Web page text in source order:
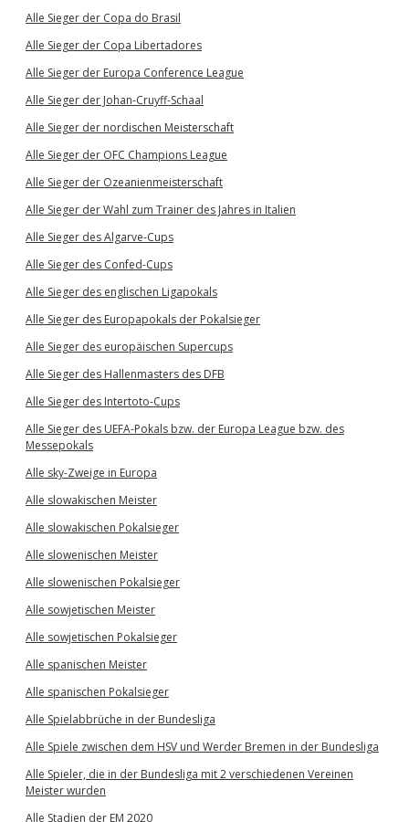
Alle Sieger der Copa do Brasil
Alle Sieger der Copa Libertadores
Alle Sieger der Europa Conference League
Alle Sieger der Johan-Cruyff-Schaal
Alle Sieger der nordischen Meisterschaft
Alle Sieger der OFC Champions League
Alle Sieger der Ozeanienmeisterschaft
Alle Sieger der Wahl zum Trainer des Jahres in Italien
Alle Sieger des Algarve-Cups
Alle Sieger des Confed-Cups
Alle Sieger des englischen Ligapokals
Alle Sieger des Europapokals der Pokalsieger
Alle Sieger des europäischen Supercups
Alle Sieger des Hallenmasters des DFB
Alle Sieger des Intertoto-Cups
Alle Sieger des UEFA-Pokals bzw. der Europa League bzw. des
Messepokals
Alle sky-Zweige in Europa
Alle slowakischen Meister
Alle slowakischen Pokalsieger
Alle slowenischen Meister
Alle slowenischen Pokalsieger
Alle sowjetischen Meister
Alle sowjetischen Pokalsieger
Alle spanischen Meister
Alle spanischen Pokalsieger
Alle Spielabbrüche in der Bundesliga
Alle Spiele zwischen dem HSV und Werder Bremen in der Bundesliga
Alle Spieler, die in der Bundesliga mit 2 verschiedenen Vereinen
Meister wurden
Alle Stadien der EM 2020